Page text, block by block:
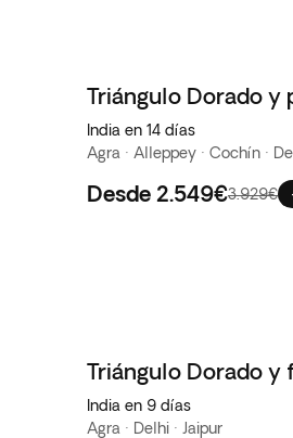
Triángulo Dorado y
India en 14 días
Desde 2.549€3.929€
Triángulo Dorado y
India en 9 días
Agra · Delhi · Jaipur